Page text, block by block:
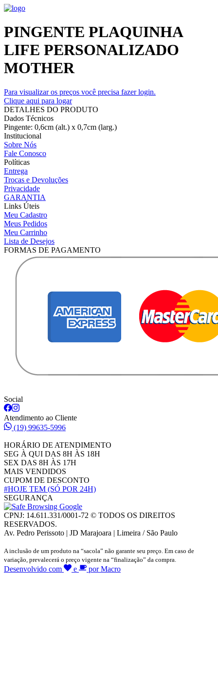
PINGENTE PLAQUINHA
LIFE PERSONALIZADO
MOTHER
Para visualizar os preços você precisa fazer login.
Clique aqui para logar
DETALHES DO PRODUTO
Dados Técnicos
Pingente: 0,6cm (alt.) x 0,7cm (larg.)
Institucional
Sobre Nós
Fale Conosco
Políticas
Entrega
Trocas e Devoluções
Privacidade
GARANTIA
Links Úteis
Meu Cadastro
Meus Pedidos
Meu Carrinho
Lista de Desejos
FORMAS DE PAGAMENTO
Social
Atendimento ao Cliente
(19) 99635-5996
HORÁRIO DE ATENDIMENTO
SEG À QUI DAS 8H ÀS 18H
SEX DAS 8H ÀS 17H
MAIS VENDIDOS
CUPOM DE DESCONTO
#HOJE TEM (SÓ POR 24H)
SEGURANÇA
CPNJ: 14.611.331/0001-72 © TODOS OS DIREITOS
RESERVADOS.
Av. Pedro Perissoto | JD Marajoara | Limeira / São Paulo
A inclusão de um produto na “sacola” não garante seu preço. Em caso de
variação, prevalecerá o preço vigente na “finalização” da compra.
Desenvolvido com e por Macro